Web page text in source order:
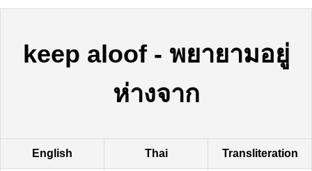
keep aloof- พยายามอยู่
ห่างจาก
English Thai Transliteration